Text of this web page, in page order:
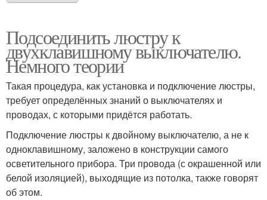
Подсоединить люстру к
двухклавишному выключателю.
Немного теории
Такая процедура, как установка и подключение люстры,
требует определённых знаний о выключателях и
проводах, с которыми придётся работать.
Подключение люстры к двойному выключателю, а не к
одноклавишному, заложено в конструкции самого
осветительного прибора. Три провода (с окрашенной или
белой изоляцией), выходящие из потолка, также говорят
об этом.